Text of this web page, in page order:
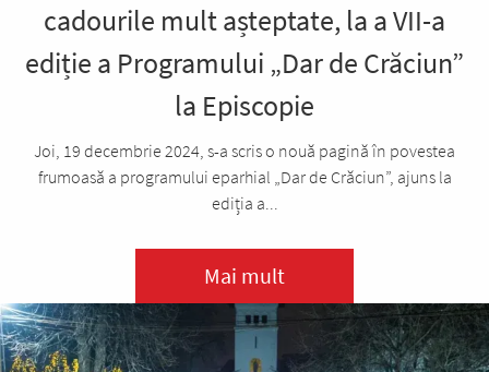
cadourile mult așteptate, la a VII-a
ediție a Programului „Dar de Crăciun”
la Episcopie
Joi, 19 decembrie 2024, s-a scris o nouă pagină în povestea
frumoasă a programului eparhial „Dar de Crăciun”, ajuns la
ediția a...
Mai mult